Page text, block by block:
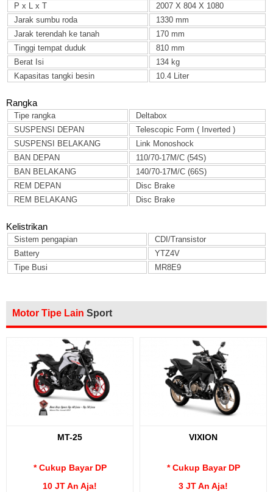
P x L x T
2007 X 804 X 1080
Jarak sumbu roda
1330 mm
Jarak terendah ke tanah
170 mm
Tinggi tempat duduk
810 mm
Berat Isi
134 kg
Kapasitas tangki besin
10.4 Liter
Rangka
Tipe rangka
Deltabox
SUSPENSI DEPAN
Telescopic Form ( Inverted )
SUSPENSI BELAKANG
Link Monoshock
BAN DEPAN
110/70-17M/C (54S)
BAN BELAKANG
140/70-17M/C (66S)
REM DEPAN
Disc Brake
REM BELAKANG
Disc Brake
Kelistrikan
Sistem pengapian
CDI/Transistor
Battery
YTZ4V
Tipe Busi
MR8E9
Motor Tipe Lain Sport
MT-25
* Cukup Bayar DP
10 JT An Aja!
VIXION
* Cukup Bayar DP
3 JT An Aja!